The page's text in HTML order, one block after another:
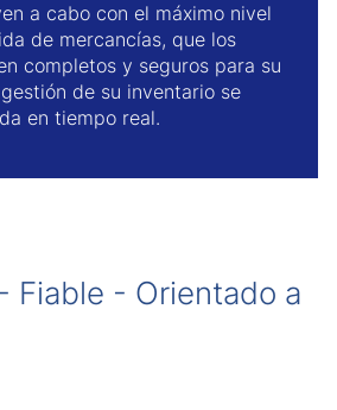
a cabo con el máximo nivel
de mercancías, que los
completos y seguros para su
de su inventario se
en tiempo real.
Fiable - Orientado a